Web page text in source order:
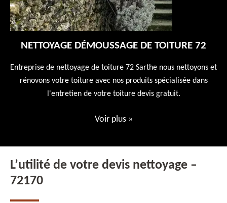
NETTOYAGE DÉMOUSSAGE DE TOITURE 72
Entreprise de nettoyage de toiture 72 Sarthe nous nettoyons et
rénovons votre toiture avec nos produits spécialisée dans
l'entretien de votre toiture devis gratuit.
Voir plus »
L’utilité de votre devis nettoyage –
72170